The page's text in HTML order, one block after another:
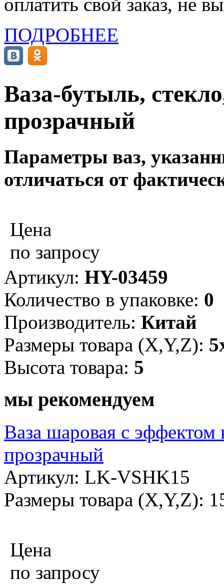
ПОДРОБНЕЕ
Ваза-бутыль,
прозрачный
Параметры ваз,
отличаться от
Цена
по запросу
Артикул: HY-03459
Количество в упаковке: 0
Производитель: Китай
Размеры товара (X,Y,Z):
Высота товара: 5
мы рекомендуем
Ваза шаровая с
прозрачный
Артикул: LK-VSHK15
Размеры товара (X,Y,Z):
Цена
по запросу